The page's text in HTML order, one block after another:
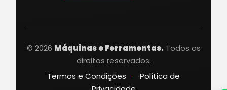
© 2026 Máquinas e Ferramentas.Todos os
direitos reservados.
Termos e Condições
·
Política de